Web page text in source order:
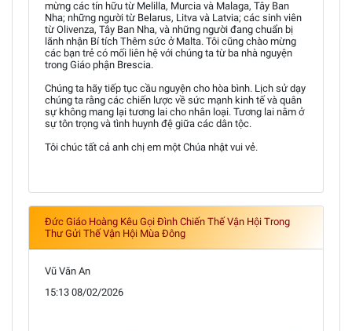
mừng các tín hữu từ Melilla, Murcia và Malaga, Tây Ban
Nha; những người từ Belarus, Litva và Latvia; các sinh viên
từ Olivenza, Tây Ban Nha, và những người đang chuẩn bị
lãnh nhận Bí tích Thêm sức ở Malta. Tôi cũng chào mừng
các bạn trẻ có mối liên hệ với chúng ta từ ba nhà nguyện
trong Giáo phận Brescia.
Chúng ta hãy tiếp tục cầu nguyện cho hòa bình. Lịch sử dạy
chúng ta rằng các chiến lược về sức mạnh kinh tế và quân
sự không mang lại tương lai cho nhân loại. Tương lai nằm ở
sự tôn trọng và tình huynh đệ giữa các dân tộc.
Tôi chúc tất cả anh chị em một Chúa nhật vui vẻ.
Đức Giáo Hoàng Kêu Gọi Đình Chiến Thế Vận Hội Trong
Thư Gửi Thế Vận Hội Mùa Đông
Vũ Văn An
15:13 08/02/2026